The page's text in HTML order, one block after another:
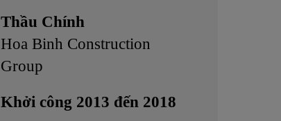
Thầu Chính
Hoa Binh Construction
Group
Khởi công 2013 đến 2018